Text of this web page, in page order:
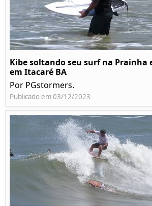
Kibe soltando seu surf na Prainha
em Itacaré BA
Por PGstormers.
Publicado em 03/12/2023